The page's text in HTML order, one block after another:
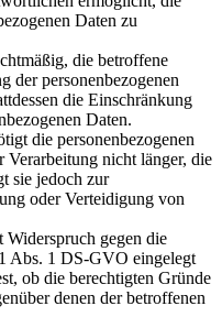
Daten zu
die betroffene
der personenbezogenen
die Einschränkung
Daten.
die personenbezogenen
nicht länger, die
sie jedoch zur
oder Verteidigung von
Widerspruch gegen die
Abs. 1 DS-GVO eingelegt
ob die berechtigten Gründe
denen der betroffenen